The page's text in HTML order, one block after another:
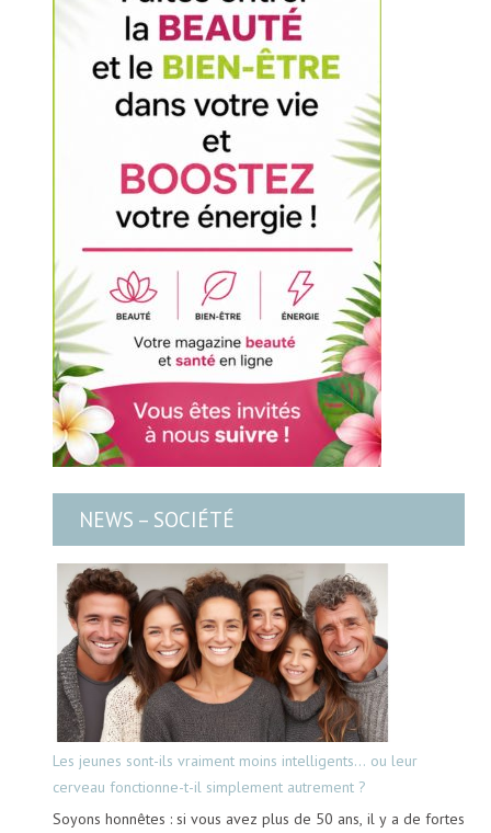
NEWS – SOCIÉTÉ
Les jeunes sont-ils vraiment moins intelligents… ou leur
cerveau fonctionne-t-il simplement autrement ?
Soyons honnêtes : si vous avez plus de 50 ans, il y a de fortes